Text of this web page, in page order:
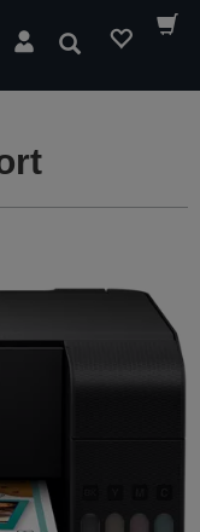
Hledat